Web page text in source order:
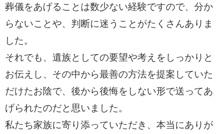
葬儀をあげることは数少ない経験ですので、分か
らないことや、判断に迷うことがたくさんありま
した。
それでも、遺族としての要望や考えをしっかりと
お伝えし、その中から最善の方法を提案していた
だけたお陰で、後から後悔をしない形で送ってあ
げられたのだと思いました。
私たち家族に寄り添っていただき、本当にありが